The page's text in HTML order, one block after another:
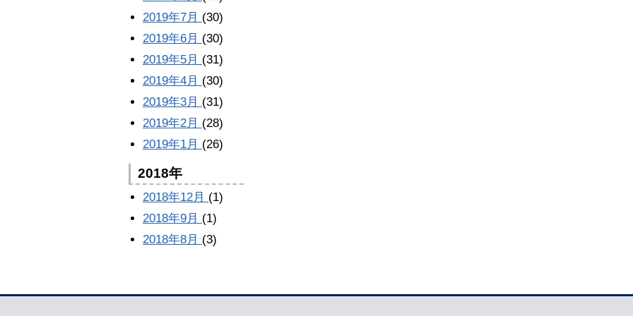
2019年7月 (30)
2019年6月 (30)
2019年5月 (31)
2019年4月 (30)
2019年3月 (31)
2019年2月 (28)
2019年1月 (26)
2018年
2018年12月 (1)
2018年9月 (1)
2018年8月 (3)